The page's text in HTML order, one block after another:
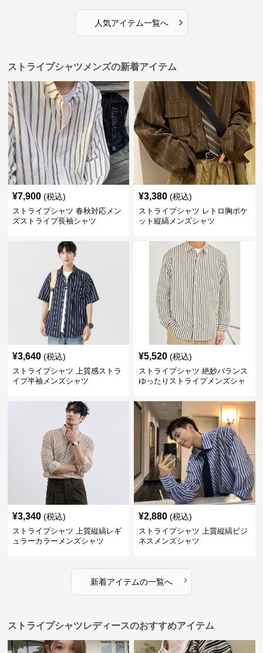
人気アイテム一覧へ ›
ストライプシャツメンズの新着アイテム
¥7,900 (税込)
ストライプシャツ 春秋対応メン
ズストライプ長袖シャツ
¥3,380 (税込)
ストライプシャツ レトロ胸ポケ
ット縦縞メンズシャツ
¥3,640 (税込)
ストライプシャツ 上質感ストラ
イプ半袖メンズシャツ
¥5,520 (税込)
ストライプシャツ 絶妙バランス
ゆったりストライプメンズシャ
¥3,340 (税込)
ストライプシャツ 上質縦縞レギ
ュラーカラーメンズシャツ
¥2,880 (税込)
ストライプシャツ 上質縦縞ビジ
ネスメンズシャツ
新着アイテムの一覧へ ›
ストライプシャツレディースのおすすめアイテム